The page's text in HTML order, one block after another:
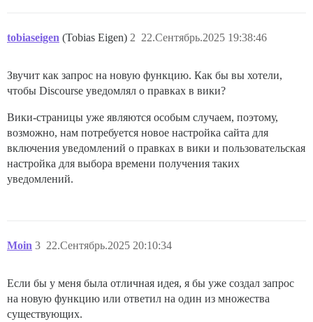
tobiaseigen (Tobias Eigen) 22.Сентябрь.2025 19:38:46
2
Звучит как запрос на новую функцию. Как бы вы хотели,
чтобы Discourse уведомлял о правках в вики?
Вики-страницы уже являются особым случаем, поэтому,
возможно, нам потребуется новое настройка сайта для
включения уведомлений о правках в вики и пользовательская
настройка для выбора времени получения таких
уведомлений.
Moin 22.Сентябрь.2025 20:10:34
3
Если бы у меня была отличная идея, я бы уже создал запрос
на новую функцию или ответил на один из множества
существующих.